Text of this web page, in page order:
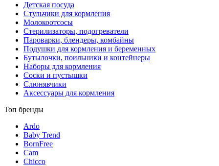
Детская посуда
Стульчики для кормления
Молокоотсосы
Стерилизаторы, подогреватели
Пароварки, блендеры, комбайны
Подушки для кормления и беременных
Бутылочки, поильники и контейнеры
Наборы для кормления
Соски и пустышки
Слюнявчики
Аксессуары для кормления
Топ бренды
Ardo
Baby Trend
BornFree
Cam
Chicco